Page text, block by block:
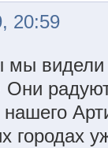
20:59
мы
Они
нашего
городах